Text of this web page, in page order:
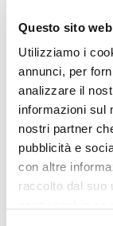
Questo sito
Utilizziamo i
annunci, per
analizzare il
informazioni sul
nostri partner
pubblicità e
con altre
raccolto dal suo